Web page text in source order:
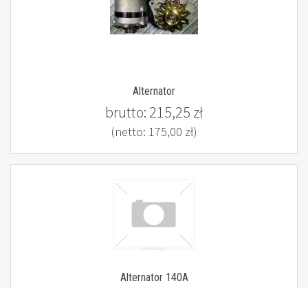
Alternator
brutto: 215,25 zł
(netto: 175,00 zł)
Alternator 140A